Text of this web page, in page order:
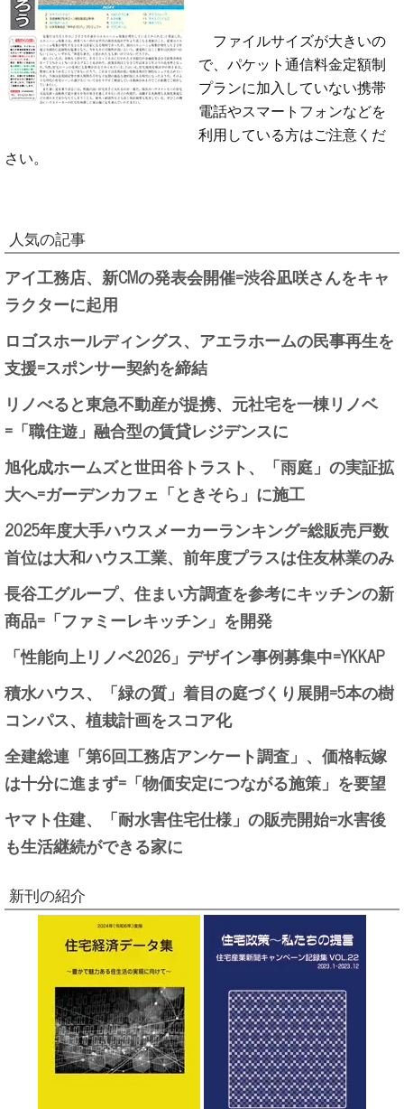
ファイルサイズが大きいの
で、パケット通信料金定額制
プランに加入していない携帯
電話やスマートフォンなどを
利用している方はご注意くだ
さい。
人気の記事
アイ工務店、新CMの発表会開催=渋谷凪咲さんをキャ
ラクターに起用
ロゴスホールディングス、アエラホームの民事再生を
支援=スポンサー契約を締結
リノべると東急不動産が提携、元社宅を一棟リノベ
=「職住遊」融合型の賃貸レジデンスに
旭化成ホームズと世田谷トラスト、「雨庭」の実証拡
大へ=ガーデンカフェ「ときそら」に施工
2025年度大手ハウスメーカーランキング=総販売戸数
首位は大和ハウス工業、前年度プラスは住友林業のみ
長谷工グループ、住まい方調査を参考にキッチンの新
商品=「ファミーレキッチン」を開発
「性能向上リノベ2026」デザイン事例募集中=YKKAP
積水ハウス、「緑の質」着目の庭づくり展開=5本の樹
コンパス、植栽計画をスコア化
全建総連「第6回工務店アンケート調査」、価格転嫁
は十分に進まず=「物価安定につながる施策」を要望
ヤマト住建、「耐水害住宅仕様」の販売開始=水害後
も生活継続ができる家に
新刊の紹介